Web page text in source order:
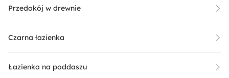
Przedokój w drewnie
Czarna łazienka
Łazienka na poddaszu